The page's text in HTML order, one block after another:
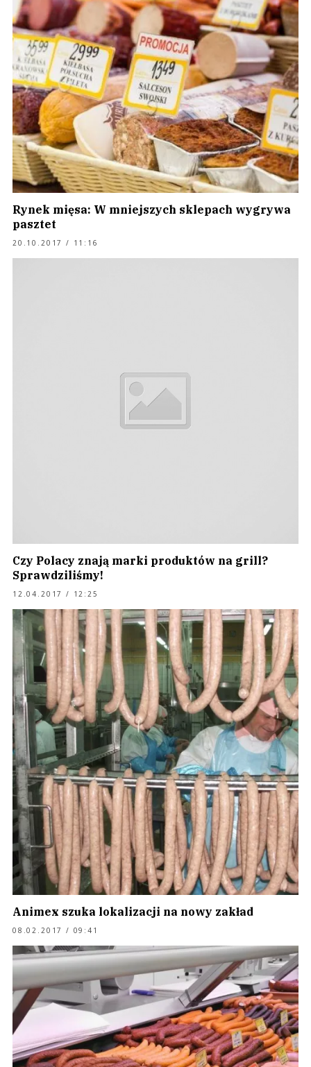
Rynek mięsa: W mniejszych sklepach wygrywa
pasztet
20.10.2017 / 11:16
Czy Polacy znają marki produktów na grill?
Sprawdziliśmy!
12.04.2017 / 12:25
Animex szuka lokalizacji na nowy zakład
08.02.2017 / 09:41